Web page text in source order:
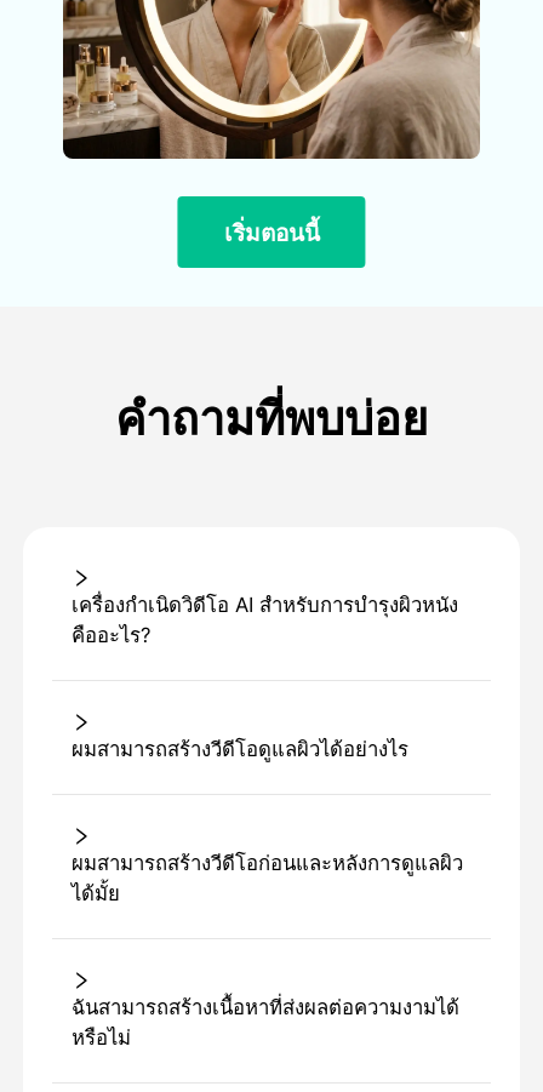
เริ่มตอนนี้
คำถามที่พบบ่อย
เครื่องกําเนิดวิดีโอ AI สําหรับการบํารุงผิวหนัง
คืออะไร?
ผมสามารถสร้างวีดีโอดูแลผิวได้อย่างไร
ผมสามารถสร้างวีดีโอก่อนและหลังการดูแลผิว
ได้มั้ย
ฉันสามารถสร้างเนื้อหาที่ส่งผลต่อความงามได้
หรือไม่